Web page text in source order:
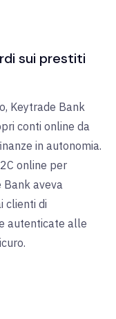
sui prestiti
Keytrade Bank
conti online da
in autonomia.
online per
Bank aveva
clienti di
autenticate alle